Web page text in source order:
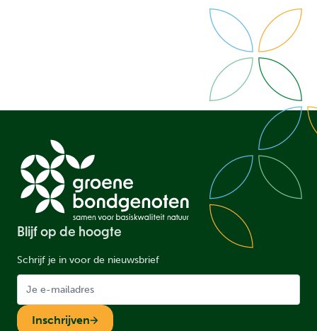
Blijf op de hoogte
Schrijf je in voor de nieuwsbrief
Inschrijven